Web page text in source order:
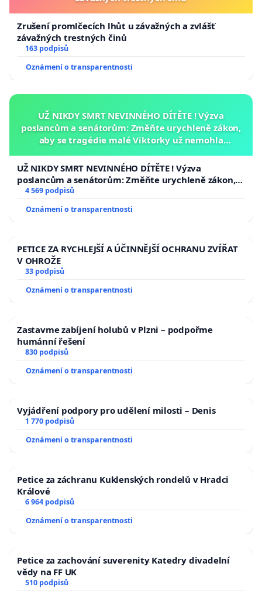
Zrušení promlčecích lhůt u závažných a zvlášť
závažných trestných činů
163 podpisů
Oznámení o transparentnosti
UŽ NIKDY SMRT NEVINNÉHO DÍTĚTE ! Výzva
poslancům a senátorům: Změňte urychleně zákon,
aby se tragédie malé Viktorky už nemohla
UŽ NIKDY SMRT NEVINNÉHO DÍTĚTE ! Výzva
poslancům a senátorům: Změňte urychleně zákon,
aby se tragédie malé Viktorky už nemohla opakovat!
4 569 podpisů
Oznámení o transparentnosti
PETICE ZA RYCHLEJŠÍ A ÚČINNĚJŠÍ OCHRANU ZVÍŘAT
V OHROŽE
33 podpisů
Oznámení o transparentnosti
Zastavme zabíjení holubů v Plzni – podpořme
humánní řešení
830 podpisů
Oznámení o transparentnosti
Vyjádření podpory pro udělení milosti – Denis
1 770 podpisů
Oznámení o transparentnosti
Petice za záchranu Kuklenských rondelů v Hradci
Králové
6 964 podpisů
Oznámení o transparentnosti
Petice za zachování suverenity Katedry divadelní
vědy na FF UK
510 podpisů